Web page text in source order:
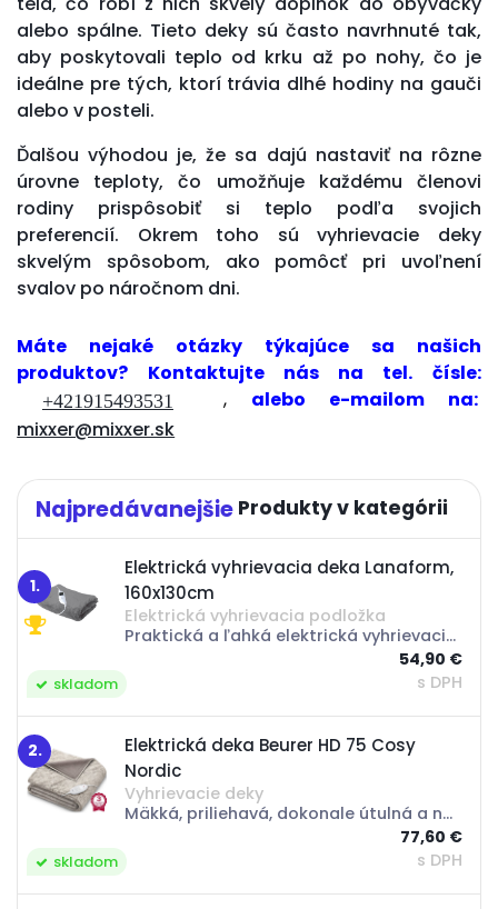
alebo spálne. Tieto deky sú často navrhnuté tak,
aby poskytovali teplo od krku až po nohy, čo je
ideálne pre tých, ktorí trávia dlhé hodiny na gauči
alebo v posteli.
Ďalšou výhodou je, že sa dajú nastaviť na rôzne
úrovne teploty, čo umožňuje každému členovi
rodiny prispôsobiť si teplo podľa svojich
preferencií. Okrem toho sú vyhrievacie deky
skvelým spôsobom, ako pomôcť pri uvoľnení
svalov po náročnom dni.
Máte nejaké otázky týkajúce sa našich
produktov? Kontaktujte nás na tel. čísle:
+421915493531 , alebo e-mailom na:
mixxer@mixxer.sk
Najpredávanejšie
1.
Elektrická vyhrievacia deka Lanaform,
160x130cm
Elektrická vyhrievacia podložka
skladom
Praktická a ľahká elektrická vyhrievacia prikrývka vám poskytne optimálne pohodlie a teplo, nech už sa nachádzate kdekoľvek. Popis: Spoľahlivá a bezpečná elektrická vyhrievacia prikrývka Lanaform ponúka nastaviteľné ovládanie teploty a doby zapnutia....
54,90 €
s DPH
2.
Elektrická deka Beurer HD 75 Cosy
Nordic
Vyhrievacie deky
skladom
Mäkká, priliehavá, dokonale útulná a nepúšťajúci vlákna - elektrická deka BEURER HD75 Cosy Nordic zaujme svojim úžasne mäkkým povrchom. HD75 robí z chladných dní a nocí minulosť. Stvorená pre tie najútulnejšie dni!Charakteristika a technické...
77,60 €
s DPH